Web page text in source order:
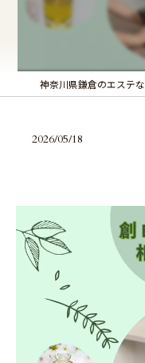
2026/05/18